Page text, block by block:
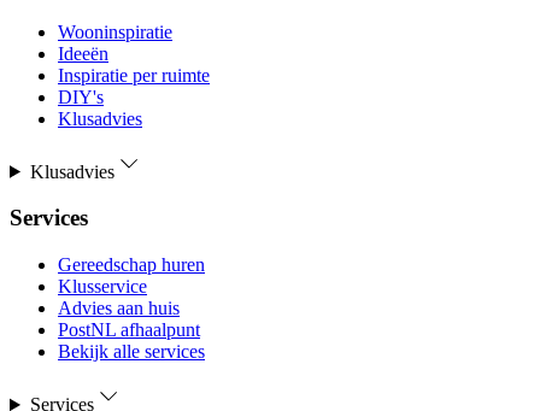
Wooninspiratie
Ideeën
Inspiratie per ruimte
DIY's
Klusadvies
Klusadvies
Services
Gereedschap huren
Klusservice
Advies aan huis
PostNL afhaalpunt
Bekijk alle services
Services